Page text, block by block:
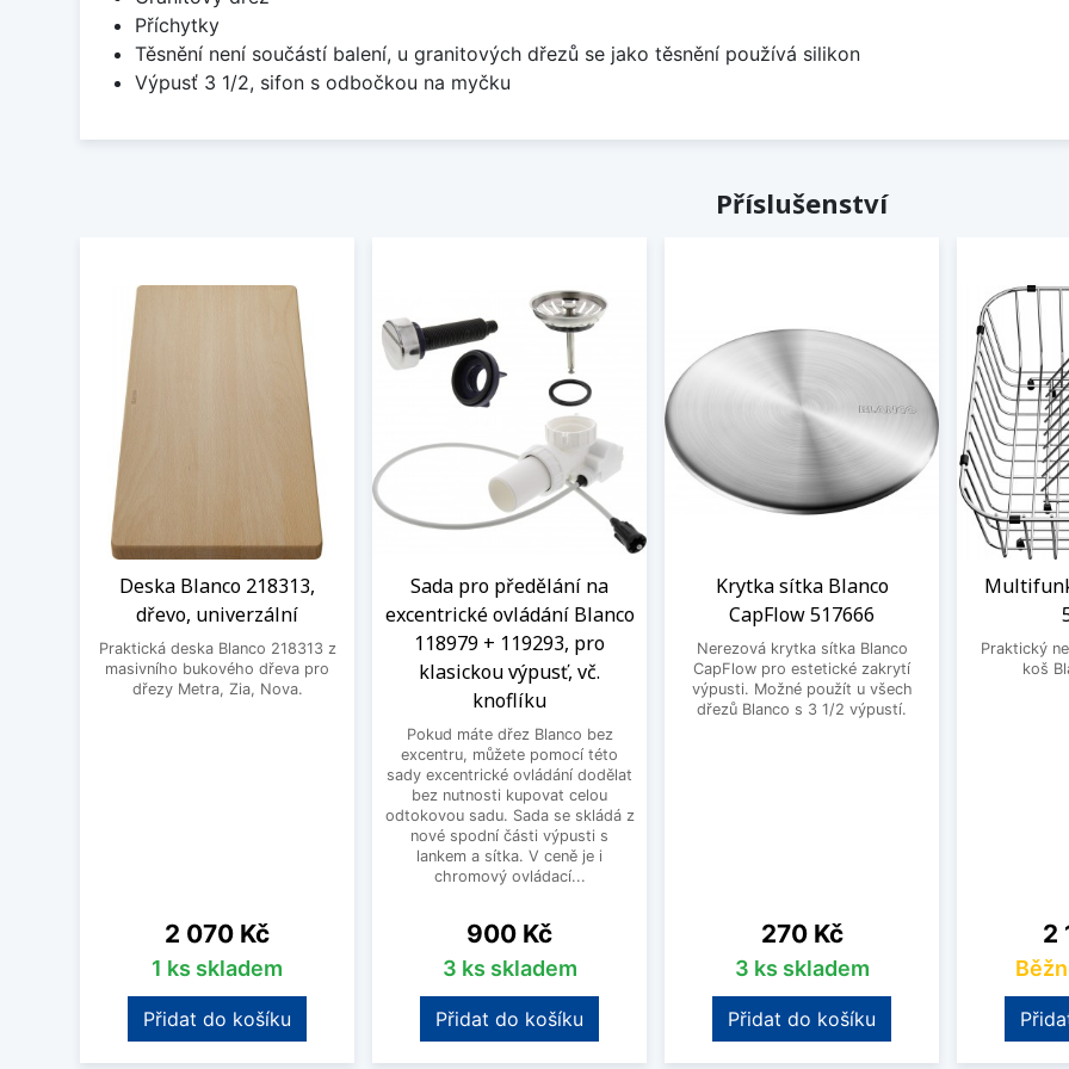
Příchytky
Těsnění není součástí balení, u granitových dřezů se jako těsnění používá silikon
Výpusť 3 1/2, sifon s odbočkou na myčku
Příslušenství
Deska Blanco 218313,
dřevo, univerzální
Praktická deska Blanco 218313 z
masivního bukového dřeva pro
dřezy Metra, Zia, Nova.
Cena
2 070 Kč
1 ks skladem
Přidat do košíku
Sada pro předělání na
excentrické ovládání Blanco
118979 + 119293, pro
klasickou výpusť, vč.
knoflíku
Pokud máte dřez Blanco bez
excentru, můžete pomocí této
sady excentrické ovládání dodělat
bez nutnosti kupovat celou
odtokovou sadu. Sada se skládá z
nové spodní části výpusti s
lankem a sítka. V ceně je i
chromový ovládací...
Cena
900 Kč
3 ks skladem
Přidat do košíku
Krytka sítka Blanco
CapFlow 517666
Nerezová krytka sítka Blanco
CapFlow pro estetické zakrytí
výpusti. Možné použít u všech
dřezů Blanco s 3 1/2 výpustí.
Cena
270 Kč
3 ks skladem
Přidat do košíku
Praktický
koš
2